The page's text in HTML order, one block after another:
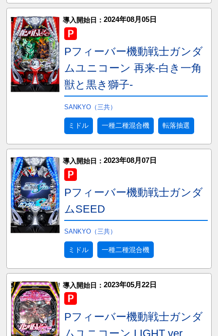
導入開始日： 2024年08月05日
Pフィーバー機動戦士ガンダ
ムユニコーン 再来-白き一角
獣と黒き獅子-
SANKYO（三共）
ミドル 一種二種混合機 転落抽選
導入開始日： 2023年08月07日
Pフィーバー機動戦士ガンダ
ムSEED
SANKYO（三共）
ミドル 一種二種混合機
導入開始日： 2023年05月22日
Pフィーバー機動戦士ガンダ
ムユニコーン LIGHT ver.